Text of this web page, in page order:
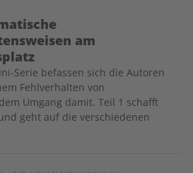
am
Serie befassen sich die Autoren
Fehlverhalten von
Umgang damit. Teil 1 schafft
geht auf die verschiedenen